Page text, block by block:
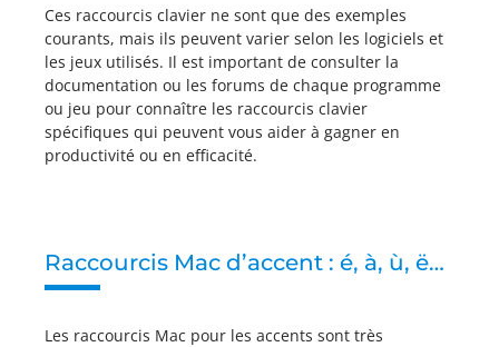
Ces raccourcis clavier ne sont que des exemples
courants, mais ils peuvent varier selon les logiciels et
les jeux utilisés. Il est important de consulter la
documentation ou les forums de chaque programme
ou jeu pour connaître les raccourcis clavier
spécifiques qui peuvent vous aider à gagner en
productivité ou en efficacité.
Raccourcis Mac d’accent : é, à, ù, ë…
Les raccourcis Mac pour les accents sont très